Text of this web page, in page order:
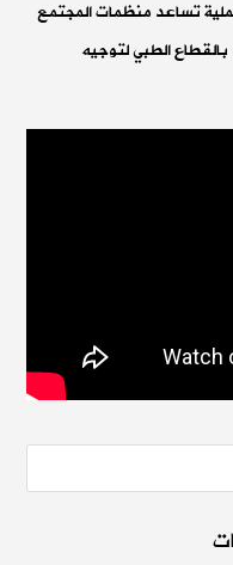
تساعد منظمات المجتمع
الطبي لتوجيه